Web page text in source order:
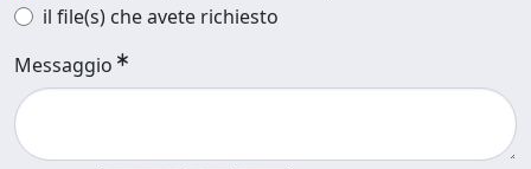
il file(s) che avete richiesto
Messaggio